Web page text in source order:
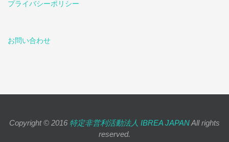
プライバシーポリシー
お問い合わせ
Copyright © 2016 特定非営利活動法人 IBREA JAPANAll rights
reserved.